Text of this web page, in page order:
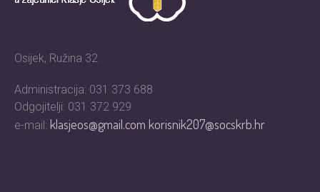
Osijek, Ružina 32
Administracija: 031 373 688
Odgojitelji: 031 372 929
e-mail: klasjeos@gmail.comkorisnik207@socskrb.hr